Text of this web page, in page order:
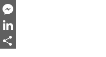
Twitter
Messenger
LinkedIn